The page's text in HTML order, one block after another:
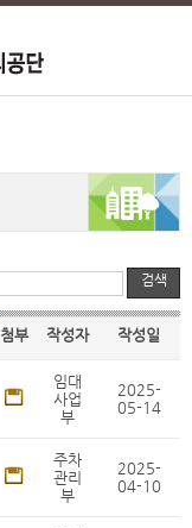
검색
첨부 작성자 작성일
임대
사업
부
2025-
05-14
주차
관리
부
2025-
04-10